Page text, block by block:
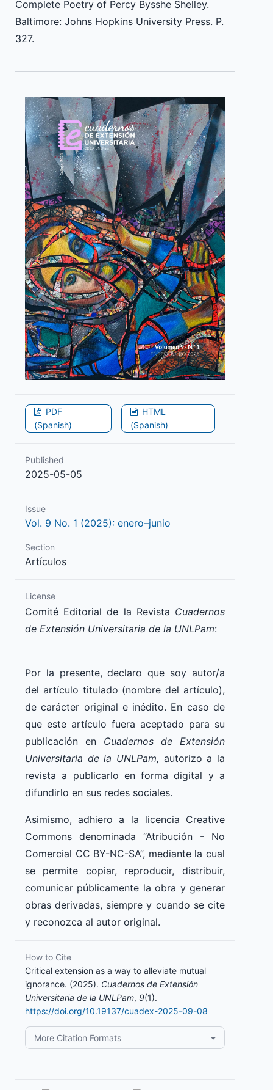
Complete Poetry of Percy Bysshe Shelley.
Baltimore: Johns Hopkins University Press. P.
327.
PDF
(Spanish)
HTML
(Spanish)
Published
2025-05-05
Issue
Vol. 9 No. 1 (2025): enero–junio
Section
Artículos
License
Comité Editorial de la Revista Cuadernos
de Extensión Universitaria de la UNLPam:
Por la presente, declaro que soy autor/a
del artículo titulado (nombre del artículo),
de carácter original e inédito. En caso de
que este artículo fuera aceptado para su
publicación en Cuadernos de Extensión
Universitaria de la UNLPam, autorizo a la
revista a publicarlo en forma digital y a
difundirlo en sus redes sociales.
Asimismo, adhiero a la licencia Creative
Commons denominada “Atribución - No
Comercial CC BY-NC-SA”, mediante la cual
se permite copiar, reproducir, distribuir,
comunicar públicamente la obra y generar
obras derivadas, siempre y cuando se cite
y reconozca al autor original.
How to Cite
Critical extension as a way to alleviate mutual
ignorance. (2025). Cuadernos de Extensión
Universitaria de la UNLPam, 9(1).
https://doi.org/10.19137/cuadex-2025-09-08
More Citation Formats